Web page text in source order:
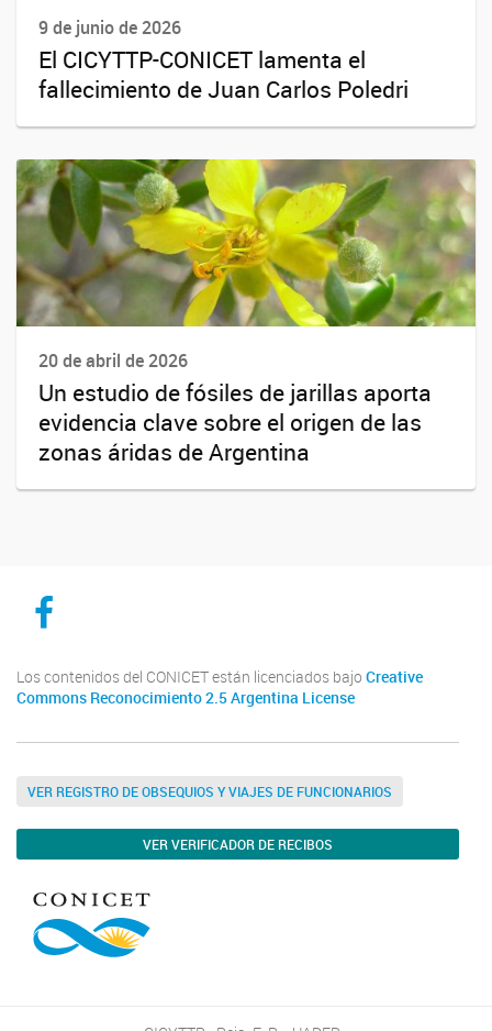
9 de junio de 2026
El CICYTTP-CONICET lamenta el
fallecimiento de Juan Carlos Poledri
20 de abril de 2026
Un estudio de fósiles de jarillas aporta
evidencia clave sobre el origen de las
zonas áridas de Argentina
CICYTTP en Facebook
Los contenidos del CONICET están licenciados bajo Creative
Commons Reconocimiento 2.5 Argentina License
VER REGISTRO DE OBSEQUIOS Y VIAJES DE FUNCIONARIOS
VER VERIFICADOR DE RECIBOS